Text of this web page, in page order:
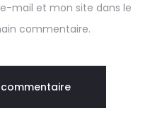
mail et mon site dans le
commentaire.